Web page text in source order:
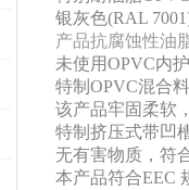
银灰色(RAL
产品抗腐蚀性油
未使用OPVC内
特制OPVC混合
该产品牢固柔软
特制挤压式带凹
无有害物质，符
本产品符合EEC